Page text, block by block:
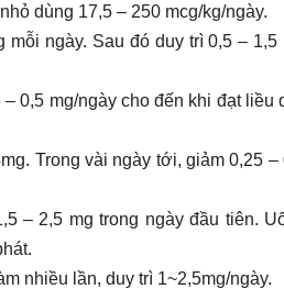
dùng 17,5 – 250 mcg/kg/ngày.
ngày. Sau đó duy trì 0,5 – 1,5
0,5 mg/ngày cho đến khi đạt liều
Trong vài ngày tới, giảm 0,25 –
– 2,5 mg trong ngày đầu tiên.
nhiều lần, duy trì 1~2,5mg/ngày.